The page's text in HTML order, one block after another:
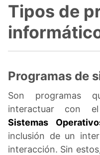
Tipos de
Programas de
Son programas
interactuar con
Sistemas
inclusión de un
interacción. Sin